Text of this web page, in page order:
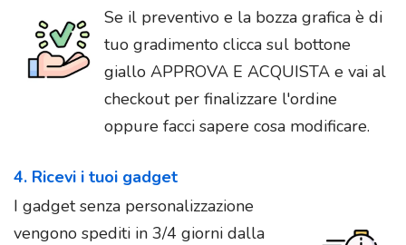
Se il preventivo e la bozza grafica è di
tuo gradimento clicca sul bottone
giallo APPROVA E ACQUISTA e vai al
checkout per finalizzare l'ordine
oppure facci sapere cosa modificare.
4. Ricevi i tuoi gadget
I gadget senza personalizzazione
vengono spediti in 3/4 giorni dalla